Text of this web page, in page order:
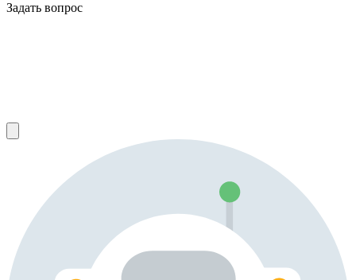
Задать вопрос